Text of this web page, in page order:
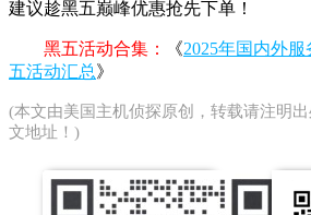
建议趁黑五巅峰优惠抢先下单！
黑五活动合集： 《2025年国内外
五活动汇总》
(本文由美国主机侦探原创，转载请注明
文地址！)